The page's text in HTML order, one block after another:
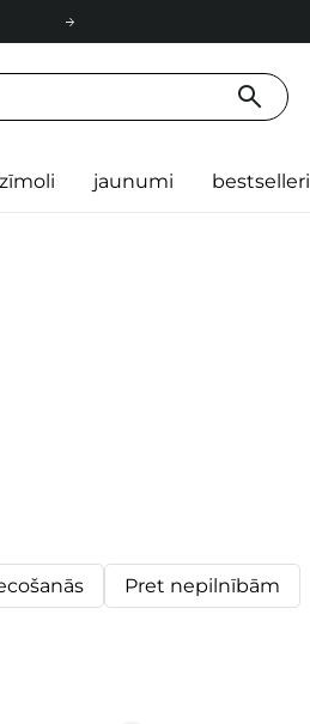
zīmoli jaunumi bestselleri
Pret nepilnībām